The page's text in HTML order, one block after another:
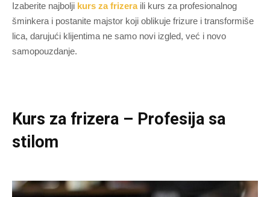
Izaberite najbolji kurs za frizeraili kurs za profesionalnog
šminkera i postanite majstor koji oblikuje frizure i transformiše
lica, darujući klijentima ne samo novi izgled, već i novo
samopouzdanje.
Kurs za frizera – Profesija sa
stilom